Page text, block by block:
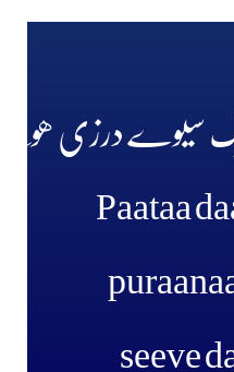
کچرک سیوے درزی ھو
Paataa
seeve